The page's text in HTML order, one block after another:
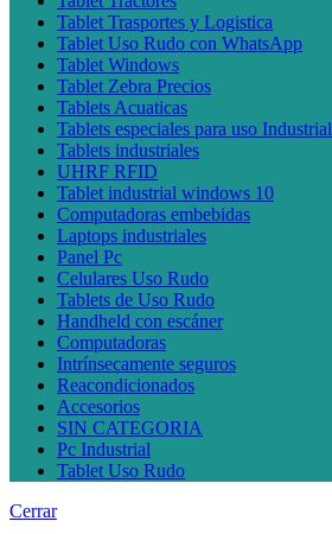
Tablet Trasportes y Logistica
Tablet Uso Rudo con WhatsApp
Tablet Windows
Tablet Zebra Precios
Tablets Acuaticas
Tablets especiales para uso Industrial
Tablets industriales
UHRF RFID
Tablet industrial windows 10
Computadoras embebidas
Laptops industriales
Panel Pc
Celulares Uso Rudo
Tablets de Uso Rudo
Handheld con escáner
Computadoras
Intrínsecamente seguros
Reacondicionados
Accesorios
SIN CATEGORIA
Pc Industrial
Tablet Uso Rudo
Cerrar